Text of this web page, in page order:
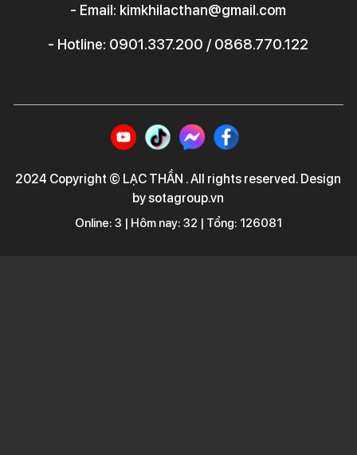
- Email: kimkhilacthan@gmail.com
- Hotline: 0901.337.200 / 0868.770.122
2024 Copyright © LẠC THẦN . All rights reserved. Design
by sotagroup.vn
Online: 3 | Hôm nay: 32 | Tổng: 126081